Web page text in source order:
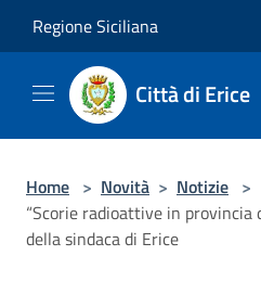
Regione Siciliana
Città di Erice
Home > Novità > Notizie >
“Scorie radioattive in provincia
della sindaca di Erice